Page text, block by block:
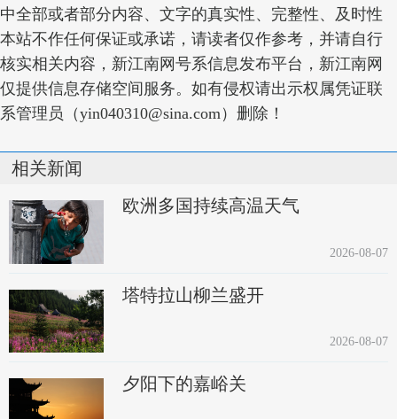
中全部或者部分内容、文字的真实性、完整性、及时性
本站不作任何保证或承诺，请读者仅作参考，并请自行
核实相关内容，新江南网号系信息发布平台，新江南网
仅提供信息存储空间服务。如有侵权请出示权属凭证联
系管理员（yin040310@sina.com）删除！
相关新闻
欧洲多国持续高温天气
2026-08-07
塔特拉山柳兰盛开
2026-08-07
夕阳下的嘉峪关